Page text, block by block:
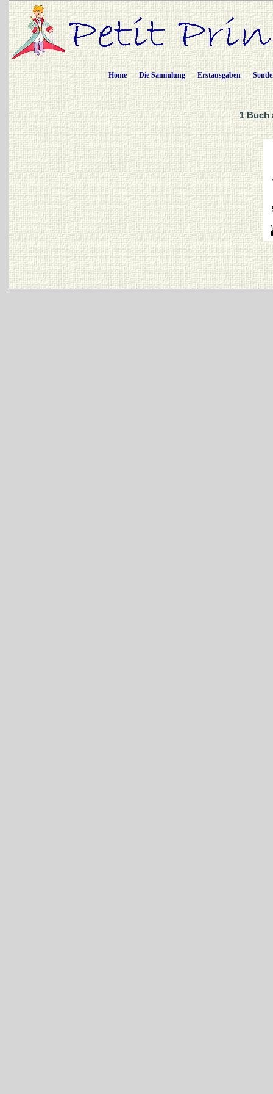
Home Die Sammlung Erstausgaben
1 Buch